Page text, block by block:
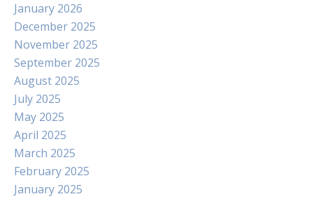
January 2026
December 2025
November 2025
September 2025
August 2025
July 2025
May 2025
April 2025
March 2025
February 2025
January 2025